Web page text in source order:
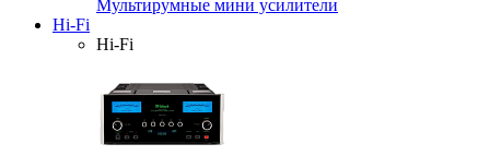
Мультирумные мини усилители
Hi-Fi
Hi-Fi